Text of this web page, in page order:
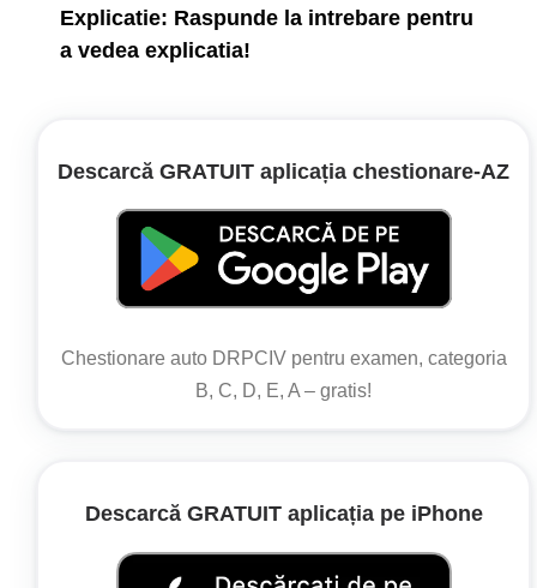
Explicatie: Raspunde la intrebare pentru
a vedea explicatia!
Regulamentul de aplicare a OUG nr.
195/2002
Articolul 120
(1) Se interzice depășirea vehiculelor:
OUG nr. 195/2002
amenda prevăzută în clasa a III-a de sancțiuni și
cu aplicarea sancțiunii contravenționale
Descarcă GRATUIT aplicația chestionare‑AZ
Chestionare auto DRPCIV pentru examen, categoria
B, C, D, E, A – gratis!
Descarcă GRATUIT aplicația pe iPhone